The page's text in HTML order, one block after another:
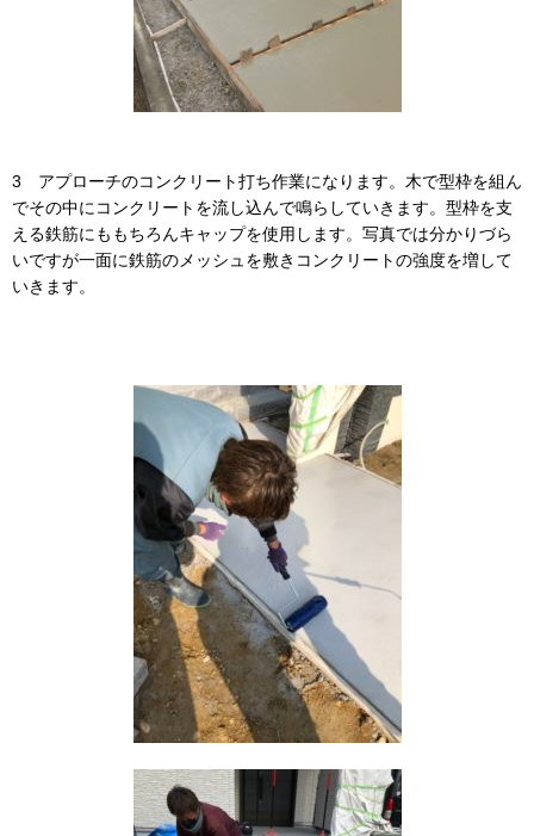
3 アプローチのコンクリート打ち作業になります。木で型枠を組ん
でその中にコンクリートを流し込んで鳴らしていきます。型枠を支
える鉄筋にももちろんキャップを使用します。写真では分かりづら
いですが一面に鉄筋のメッシュを敷きコンクリートの強度を増して
いきます。